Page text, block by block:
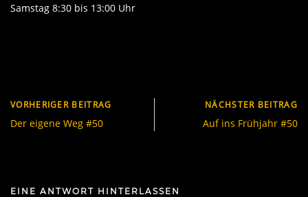
Samstag 8:30 bis 13:00 Uhr
VORHERIGER BEITRAG
Der eigene Weg #50
NÄCHSTER BEITRAG
Auf ins Frühjahr #50
EINE ANTWORT HINTERLASSEN